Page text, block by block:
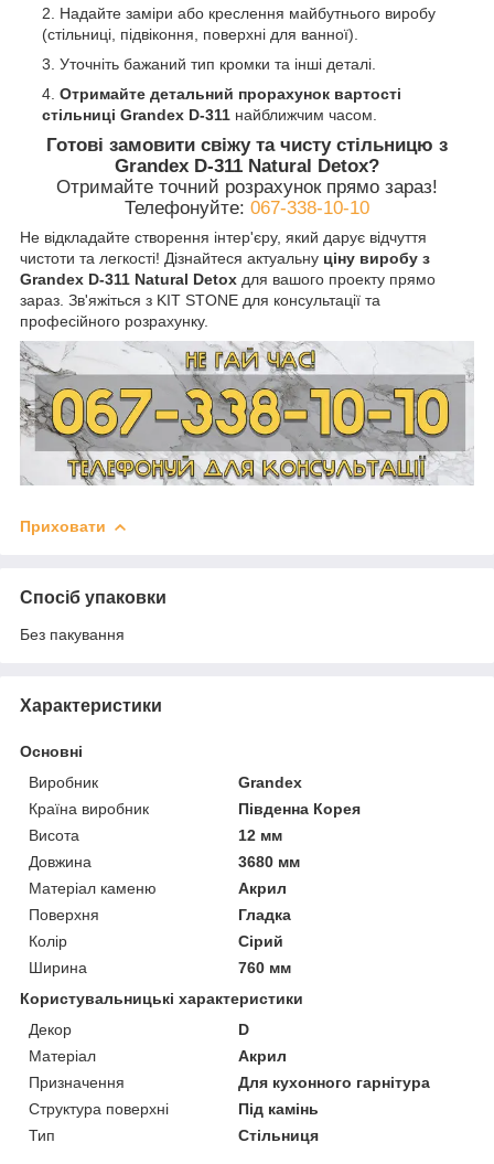
Надайте заміри або креслення майбутнього виробу
(стільниці, підвіконня, поверхні для ванної).
Уточніть бажаний тип кромки та інші деталі.
Отримайте детальний прорахунок вартості
стільниці Grandex D-311 найближчим часом.
Готові замовити свіжу та чисту стільницю з
Grandex D-311 Natural Detox?
Отримайте точний розрахунок прямо зараз!
Телефонуйте: 067-338-10-10
Не відкладайте створення інтер'єру, який дарує відчуття
чистоти та легкості! Дізнайтеся актуальну ціну виробу з
Grandex D-311 Natural Detox для вашого проекту прямо
зараз. Зв'яжіться з KIT STONE для консультації та
професійного розрахунку.
Приховати
Спосіб упаковки
Без пакування
Характеристики
Основні
Виробник
Grandex
Країна виробник
Південна Корея
Висота
12 мм
Довжина
3680 мм
Матеріал каменю
Акрил
Поверхня
Гладка
Колір
Сірий
Ширина
760 мм
Користувальницькі характеристики
Декор
D
Матеріал
Акрил
Призначення
Для кухонного гарнітура
Структура поверхні
Під камінь
Тип
Стільниця